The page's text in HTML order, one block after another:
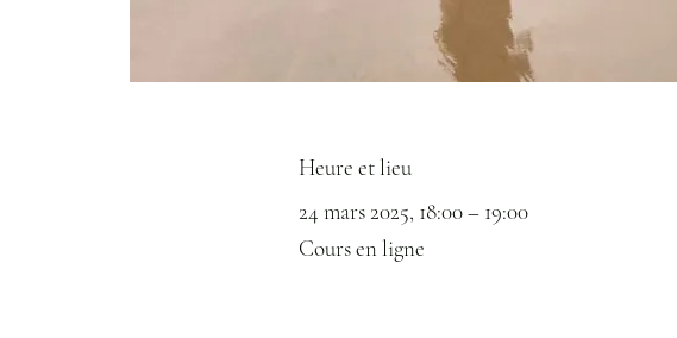
Heure et lieu
24 mars 2025, 18:00 – 19:00
Cours en ligne